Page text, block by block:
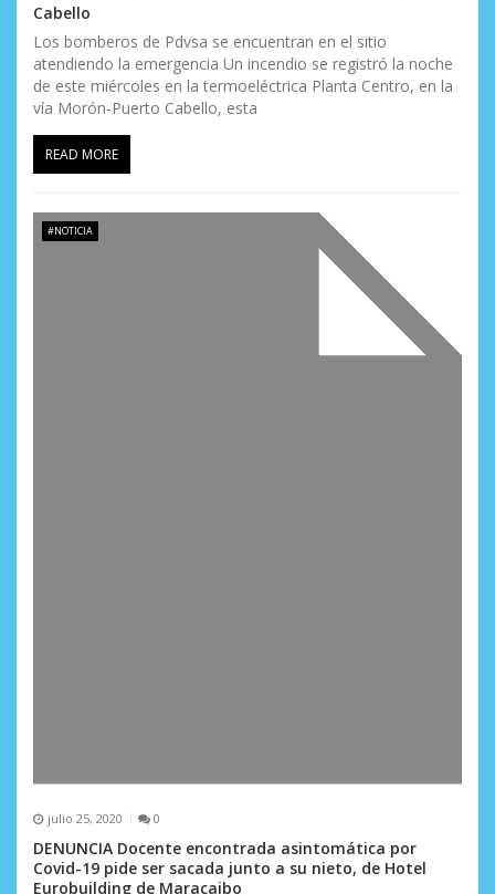
Cabello
Los bomberos de Pdvsa se encuentran en el sitio
atendiendo la emergencia Un incendio se registró la noche
de este miércoles en la termoeléctrica Planta Centro, en la
vía Morón-Puerto Cabello, esta
READ MORE
#NOTICIA
julio 25, 2020 0
DENUNCIA Docente encontrada asintomática por
Covid-19 pide ser sacada junto a su nieto, de Hotel
Eurobuilding de Maracaibo